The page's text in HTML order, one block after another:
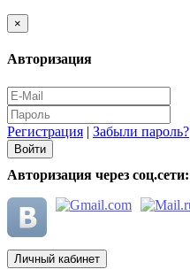
×
Авторизация
Регистрация | Забыли пароль?
Авторизация через соц.сети:
Личный кабинет